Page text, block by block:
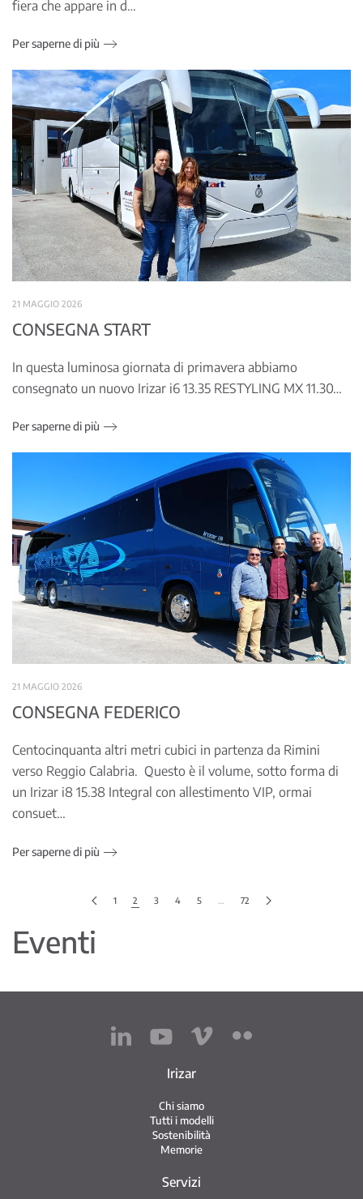
fiera che appare in d…
Per saperne di più
21 MAGGIO 2026
CONSEGNA START
In questa luminosa giornata di primavera abbiamo
consegnato un nuovo Irizar i6 13.35 RESTYLING MX 11.30…
Per saperne di più
21 MAGGIO 2026
CONSEGNA FEDERICO
Centocinquanta altri metri cubici in partenza da Rimini
verso Reggio Calabria. Questo è il volume, sotto forma di
un Irizar i8 15.38 Integral con allestimento VIP, ormai
consuet…
Per saperne di più
1 2 3 4 5 … 72
Eventi
Irizar
Chi siamo
Tutti i modelli
Sostenibilità
Memorie
Servizi